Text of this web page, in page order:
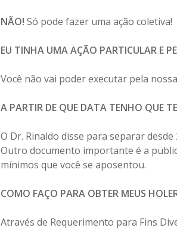
NÃO! Só pode fazer uma ação coletiva!
EU TINHA UMA AÇÃO PARTICULAR E
Você não vai poder executar pela
A PARTIR DE QUE DATA TENHO QUE
O Dr. Rinaldo disse para separar
Outro documento importante é a
mínimos que você se aposentou.
COMO FAÇO PARA OBTER MEUS
Através de Requerimento para Fins